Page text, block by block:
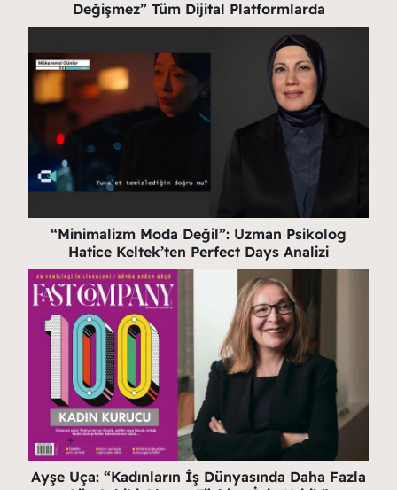
Değişmez” Tüm Dijital Platformlarda
“Minimalizm Moda Değil”: Uzman Psikolog
Hatice Keltek’ten Perfect Days Analizi
Ayşe Uça: “Kadınların İş Dünyasında Daha Fazla